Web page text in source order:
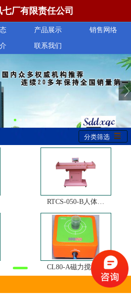
厂有限责任公司
产品展示 销售网络
联系我们
分类筛选
RTCS-050-B人体…
CL80-A磁力搅拌器